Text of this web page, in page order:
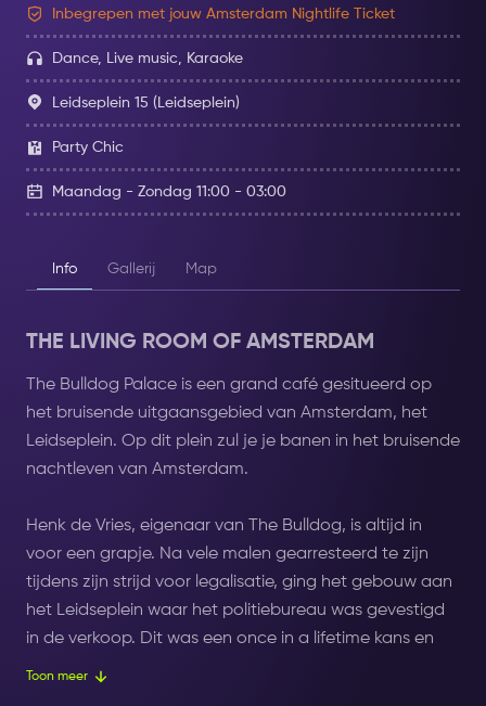
Inbegrepen met jouw Amsterdam Nightlife Ticket
Dance, Live music, Karaoke
Leidseplein 15 (Leidseplein)
Party Chic
Maandag - Zondag 11:00 - 03:00
Info Gallerij Map
THE LIVING ROOM OF AMSTERDAM
The Bulldog Palace is een grand café gesitueerd op
het bruisende uitgaansgebied van Amsterdam, het
Leidseplein. Op dit plein zul je je banen in het bruisende
nachtleven van Amsterdam.
Henk de Vries, eigenaar van The Bulldog, is altijd in
voor een grapje. Na vele malen gearresteerd te zijn
tijdens zijn strijd voor legalisatie, ging het gebouw aan
het Leidseplein waar het politiebureau was gevestigd
in de verkoop. Dit was een once in a lifetime kans en
Henk twijfelde er geen moment aan. Hij heeft het
Toon meer